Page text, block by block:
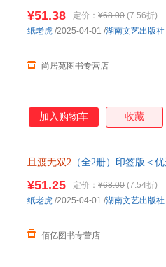
¥51.38 定价： ¥68.00 (7.56折)
尚居苑图书专营店
纸老虎 /2025-04-01 /湖南文艺出版社
加入购物车 收藏
且渡无双2 （全2册）印签版＜
¥51.25 定价： ¥68.00 (7.54折)
佰亿图书专营店
纸老虎 /2025-04-01 /湖南文艺出版社